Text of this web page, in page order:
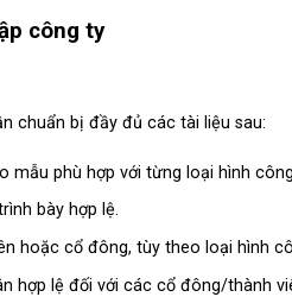
công ty
chuẩn bị đầy đủ các tài liệu sau:
mẫu phù hợp với từng loại hình
bày hợp lệ.
hoặc cổ đông, tùy theo loại hình
hợp lệ đối với các cổ đông/thành